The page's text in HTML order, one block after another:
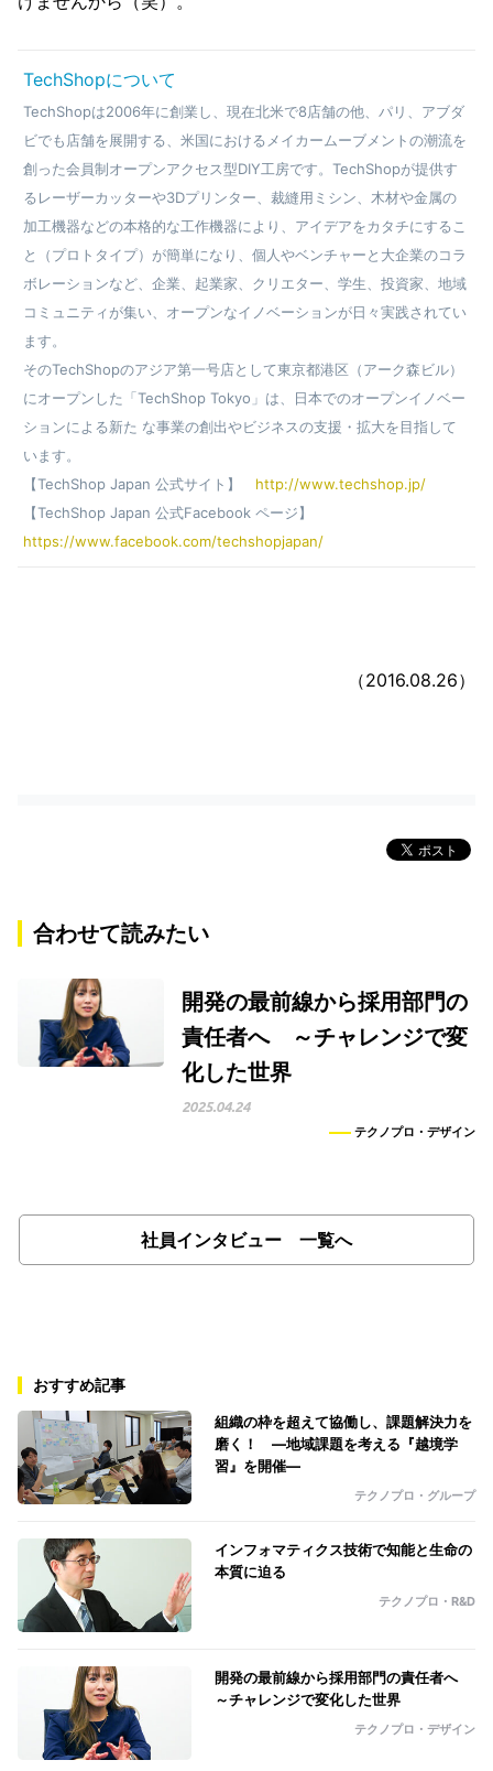
TechShopについて
TechShopは2006年に創業し、現在北米で8店舗の他、パリ、アブダ
ビでも店舗を展開する、米国におけるメイカームーブメントの潮流を
創った会員制オープンアクセス型DIY工房です。TechShopが提供す
るレーザーカッターや3Dプリンター、裁縫用ミシン、木材や金属の
加工機器などの本格的な工作機器により、アイデアをカタチにするこ
と（プロトタイプ）が簡単になり、個人やベンチャーと大企業のコラ
ボレーションなど、企業、起業家、クリエター、学生、投資家、地域
コミュニティが集い、オープンなイノベーションが日々実践されてい
ます。
そのTechShopのアジア第一号店として東京都港区（アーク森ビル）
にオープンした「TechShop Tokyo」は、日本でのオープンイノベー
ションによる新た な事業の創出やビジネスの支援・拡大を目指して
います。
【TechShop Japan 公式サイト】 http://www.techshop.jp/
【TechShop Japan 公式Facebook ページ】
https://www.facebook.com/techshopjapan/
（2016.08.26）
合わせて読みたい
開発の最前線から採用部門の
責任者へ ～チャレンジで変
化した世界
2025.04.24
テクノプロ・デザイン
社員インタビュー 一覧へ
おすすめ記事
組織の枠を超えて協働し、課題解決力を
磨く！ ―地域課題を考える『越境学
習』を開催―
テクノプロ・グループ
インフォマティクス技術で知能と生命の
本質に迫る
テクノプロ・R&D
開発の最前線から採用部門の責任者へ
～チャレンジで変化した世界
テクノプロ・デザイン